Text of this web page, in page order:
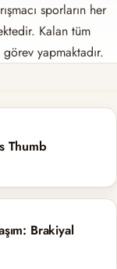
sporların her
Kalan tüm
yapmaktadır.
Thumb
Brakiyal